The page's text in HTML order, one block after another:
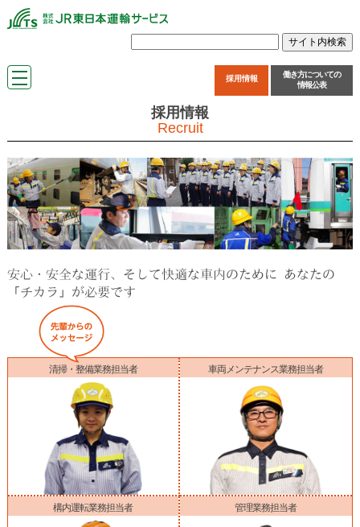
採用情報
働き方についての
情報公表
採用情報
Recruit
安心・安全な運行、そして快適な車内のために あなたの
「チカラ」が必要です
清掃・整備業務担当者 車両メンテナンス業務担当者
構内運転業務担当者 管理業務担当者